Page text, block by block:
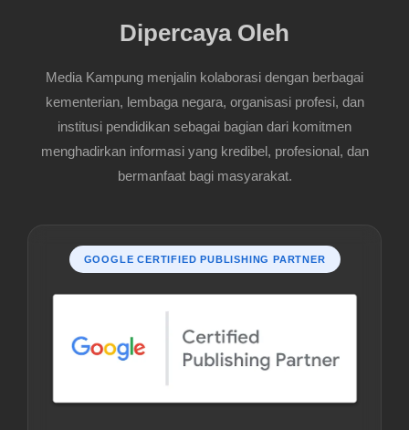
Dipercaya Oleh
Media Kampung menjalin kolaborasi dengan berbagai
kementerian, lembaga negara, organisasi profesi, dan
institusi pendidikan sebagai bagian dari komitmen
menghadirkan informasi yang kredibel, profesional, dan
bermanfaat bagi masyarakat.
GOOGLE CERTIFIED PUBLISHING PARTNER